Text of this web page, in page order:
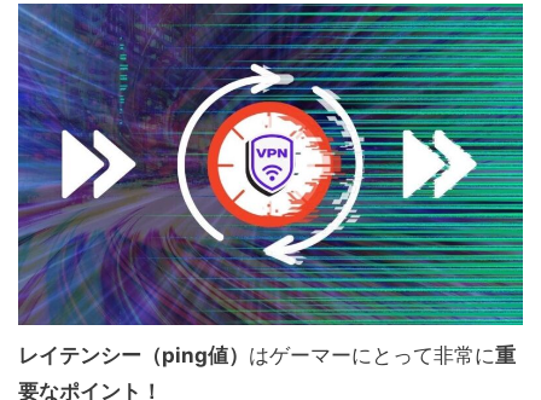
レイテンシー（ping値） はゲーマーにとって非常に重
要なポイント！